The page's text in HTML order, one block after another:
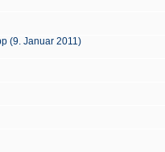
(9. Januar 2011)